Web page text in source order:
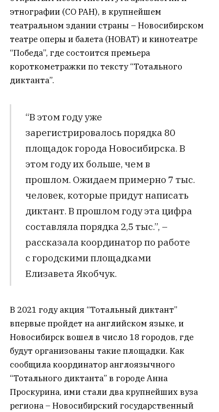
этнографии (СО РАН), в крупнейшем
театральном здании страны – Новосибирском
театре оперы и балета (НОВАТ) и кинотеатре
“Победа”, где состоится премьера
короткометражки по тексту “Тотального
диктанта”.
“В этом году уже
зарегистрировалось порядка 80
площадок города Новосибирска. В
этом году их больше, чем в
прошлом. Ожидаем примерно 7 тыс.
человек, которые придут написать
диктант. В прошлом году эта цифра
составляла порядка 2,5 тыс.”, –
рассказала координатор по работе
с городскими площадками
Елизавета Якобчук.​
В 2021 году акция “Тотальный диктант”
впервые пройдет на английском языке, и
Новосибирск вошел в число 18 городов, где
будут организованы такие площадки. Как
сообщила координатор англоязычного
“Тотального диктанта” в городе Анна
Проскурина, ими стали два крупнейших вуза
региона – Новосибирский государственный